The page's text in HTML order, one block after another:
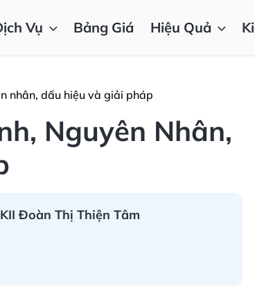
Vụ Bảng Giá Hiệu Quả
nhân, dấu hiệu và giải pháp
Nguyên Nhân,
Đoàn Thị Thiện Tâm